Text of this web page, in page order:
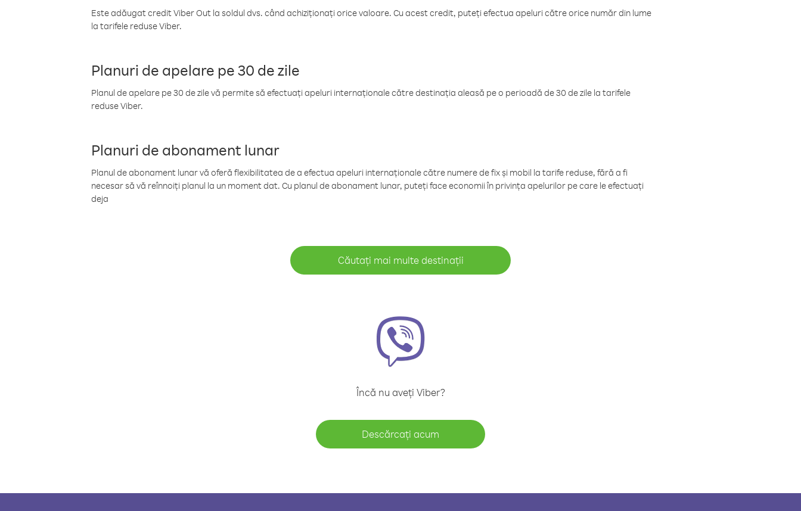
Este adăugat credit Viber Out la soldul dvs. când achiziționați orice valoare. Cu acest credit, puteți efectua apeluri către orice număr din lume
la tarifele reduse Viber.
Planuri de apelare pe 30 de zile
Planul de apelare pe 30 de zile vă permite să efectuați apeluri internaționale către destinația aleasă pe o perioadă de 30 de zile la tarifele
reduse Viber.
Planuri de abonament lunar
Planul de abonament lunar vă oferă flexibilitatea de a efectua apeluri internaționale către numere de fix și mobil la tarife reduse, fără a fi
necesar să vă reînnoiți planul la un moment dat. Cu planul de abonament lunar, puteți face economii în privința apelurilor pe care le efectuați
deja
Căutați mai multe destinații
Încă nu aveți Viber?
Descărcați acum